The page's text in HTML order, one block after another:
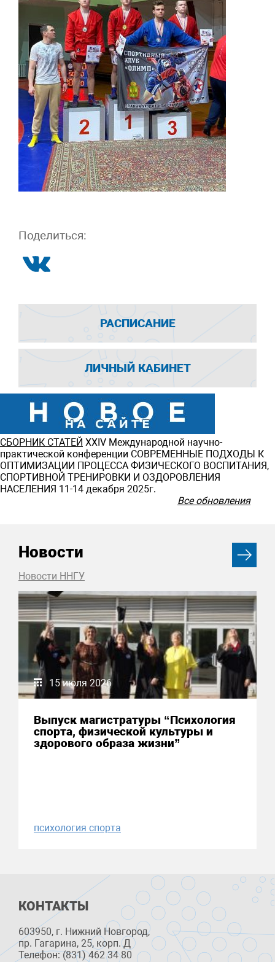
Поделиться:
РАСПИСАНИЕ
ЛИЧНЫЙ КАБИНЕТ
СБОРНИК СТАТЕЙ ХXIV Международной научно-
практической конференции СОВРЕМЕННЫЕ ПОДХОДЫ К
ОПТИМИЗАЦИИ ПРОЦЕССА ФИЗИЧЕСКОГО ВОСПИТАНИЯ,
СПОРТИВНОЙ ТРЕНИРОВКИ И ОЗДОРОВЛЕНИЯ
НАСЕЛЕНИЯ 11-14 декабря 2025г.
Все обновления
Новости
Новости ННГУ
15 июля 2026
Выпуск магистратуры “Психология
спорта, физической культуры и
здорового образа жизни”
психология спорта
КОНТАКТЫ
603950, г. Нижний Новгород,
пр. Гагарина, 25, корп. Д
Телефон: (831) 462 34 80